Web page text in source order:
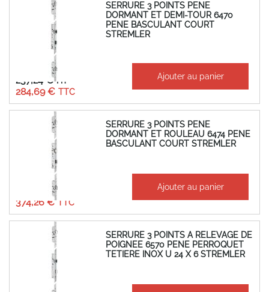
SERRURE 3 POINTS PENE
DORMANT ET DEMI-TOUR 6470
PENE BASCULANT COURT
STREMLER
284,69 €
237,24 € Ajouter au panier
SERRURE 3 POINTS PENE
DORMANT ET ROULEAU 6474 PENE
BASCULANT COURT STREMLER
374,26 €
311,88 € Ajouter au panier
SERRURE 3 POINTS A RELEVAGE DE
POIGNEE 6570 PENE PERROQUET
TETIERE INOX U 24 X 6 STREMLER